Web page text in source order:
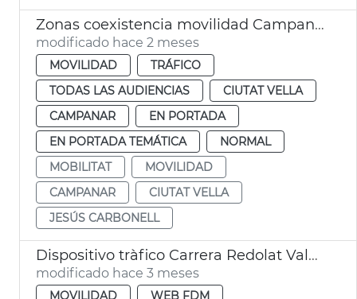
Zonas coexistencia movilidad Campanario y Ciutat Vella València
modificado hace 2 meses
MOVILIDAD
TRÁFICO
TODAS LAS AUDIENCIAS
CIUTAT VELLA
CAMPANAR
EN PORTADA
EN PORTADA TEMÁTICA
NORMAL
MOBILITAT
MOVILIDAD
CAMPANAR
CIUTAT VELLA
JESÚS CARBONELL
Dispositivo tràfico Carrera Redolat València
modificado hace 3 meses
MOVILIDAD
WEB FDM